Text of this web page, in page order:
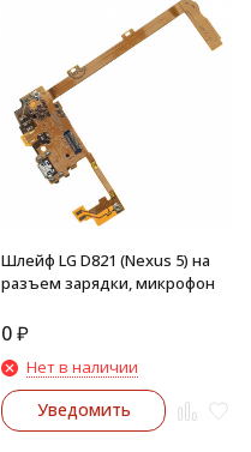
Шлейф LG D821 (Nexus 5) на
разъем зарядки, микрофон
0₽
Нет в наличии
Уведомить